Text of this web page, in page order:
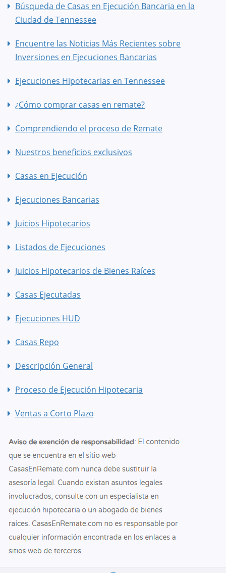
Búsqueda de Casas en Ejecución Bancaria en la
Ciudad de Tennessee
Encuentre las Noticias Más Recientes sobre
Inversiones en Ejecuciones Bancarias
Ejecuciones Hipotecarias en Tennessee
¿Cómo comprar casas en remate?
Comprendiendo el proceso de Remate
Nuestros beneficios exclusivos
Casas en Ejecución
Ejecuciones Bancarias
Juicios Hipotecarios
Listados de Ejecuciones
Juicios Hipotecarios de Bienes Raíces
Casas Ejecutadas
Ejecuciones HUD
Casas Repo
Descripción General
Proceso de Ejecución Hipotecaria
Ventas a Corto Plazo